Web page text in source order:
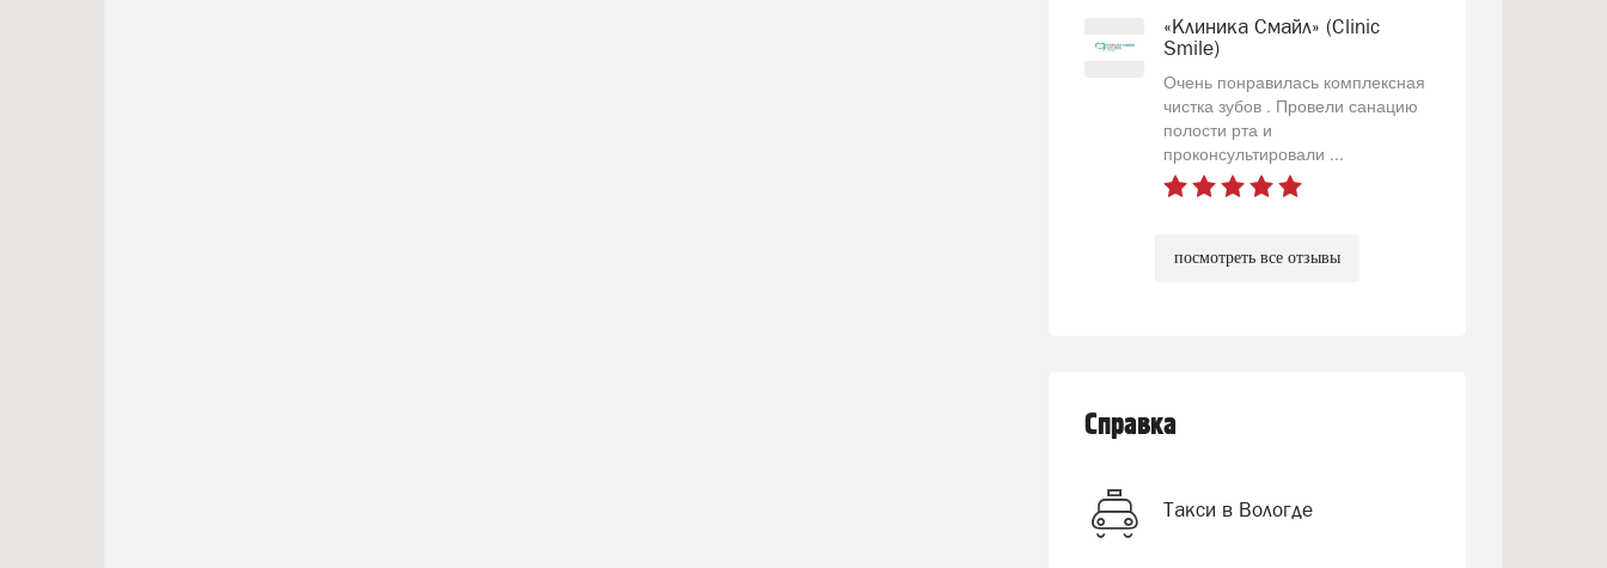
«Клиника Смайл» (Clinic
Smile)
Очень понравилась комплексная
чистка зубов . Провели санацию
полости рта и
проконсультировали ...
посмотреть все отзывы
Справка
Такси в Вологде